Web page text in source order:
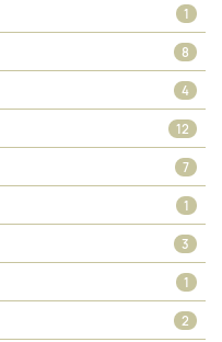
1
8
4
12
7
1
3
1
2